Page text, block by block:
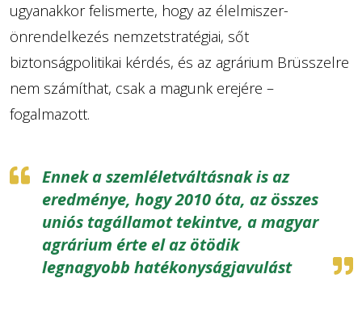
ugyanakkor felismerte, hogy az élelmiszer-
önrendelkezés nemzetstratégiai, sőt
biztonságpolitikai kérdés, és az agrárium Brüsszelre
nem számíthat, csak a magunk erejére –
fogalmazott.
Ennek a szemléletváltásnak is az
eredménye, hogy 2010 óta, az összes
uniós tagállamot tekintve, a magyar
agrárium érte el az ötödik
legnagyobb hatékonyságjavulást